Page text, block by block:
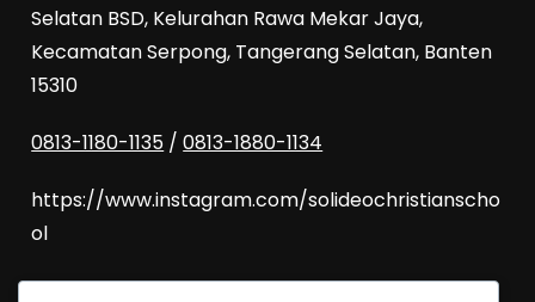
Selatan BSD, Kelurahan Rawa Mekar Jaya,
Kecamatan Serpong, Tangerang Selatan, Banten
15310
0813-1180-1135 /0813-1880-1134
https://www.instagram.com/solideochristianscho
ol